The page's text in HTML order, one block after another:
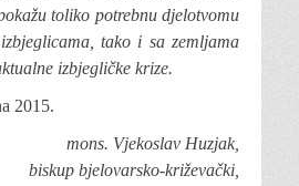
toliko potrebnu djelotvomu
tako i sa zemljama
izbjegličke krize.
2015.
mons. Vjekoslav Huzjak,
biskup bjelovarsko-križevački,